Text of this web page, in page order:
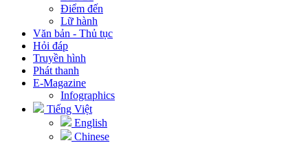
Điểm đến
Lữ hành
Văn bản - Thủ tục
Hỏi đáp
Truyền hình
Phát thanh
E-Magazine
Infographics
Tiếng Việt
English
Chinese